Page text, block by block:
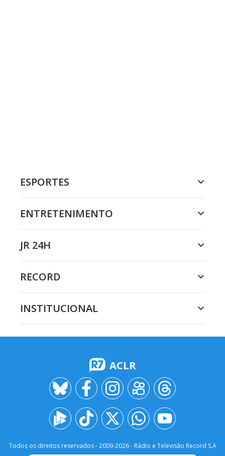
ESPORTES
ENTRETENIMENTO
JR 24H
RECORD
INSTITUCIONAL
ACLR
Todos os direitos reservados - 2009-2026- Rádio e Televisão Record S.A